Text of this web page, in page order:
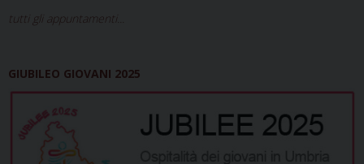
tutti gli appuntamenti...
GIUBILEO GIOVANI 2025